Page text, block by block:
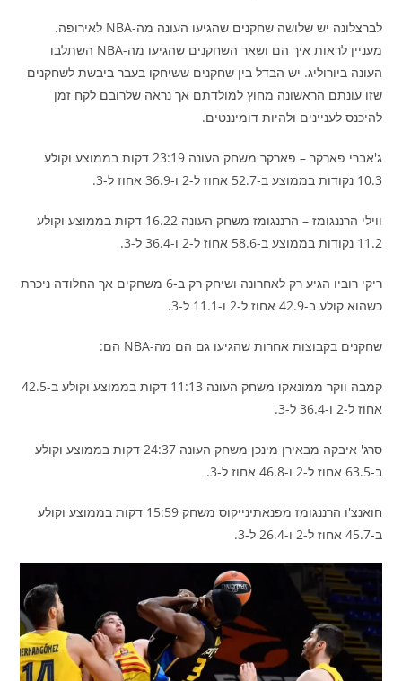
לברצלונה יש שלושה שחקנים שהגיעו העונה מה-NBA לאירופה.
מעניין לראות איך הם ושאר השחקנים שהגיעו מה-NBA השתלבו
העונה ביורוליג. יש הבדל בין שחקנים ששיחקו בעבר ביבשת לשחקנים
שזו עונתם הראשונה מחוץ למולדתם אך נראה שלרובם לקח זמן
להיכנס לעניינים ולהיות דומיננטים.
ג'אברי פארקר – פארקר משחק העונה 23:19 דקות בממוצע וקולע
10.3 נקודות בממוצע ב-52.7 אחוז ל-2 ו-36.9 אחוז ל-3.
ווילי הרננגומז – הרננגומז משחק העונה 16.22 דקות בממוצע וקולע
11.2 נקודות בממוצע ב-58.6 אחוז ל-2 ו-36.4 ל-3.
ריקי רוביו הגיע רק לאחרונה ושיחק רק ב-6 משחקים אך החלודה ניכרת
כשהוא קולע ב-42.9 אחוז ל-2 ו-11.1 ל-3.
שחקנים בקבוצות אחרות שהגיעו גם הם מה-NBA הם:
קמבה ווקר ממונאקו משחק העונה 11:13 דקות בממוצע וקולע ב-42.5
אחוז ל-2 ו-36.4 ל-3.
סרג' איבקה מבאירן מינכן משחק העונה 24:37 דקות בממוצע וקולע
ב-63.5 אחוז ל-2 ו-46.8 אחוז ל-3.
חואנצ'ו הרננגומז מפנאתינייקוס משחק 15:59 דקות בממוצע וקולע
ב-45.7 אחוז ל-2 ו-26.4 ל-3.